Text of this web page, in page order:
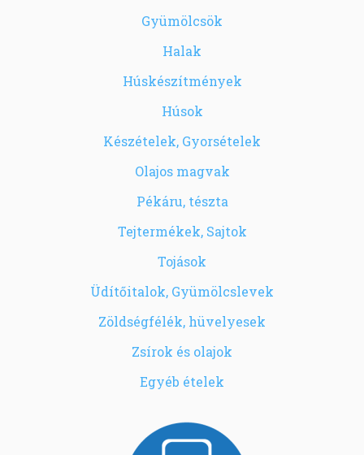
Gyümölcsök
Halak
Húskészítmények
Húsok
Készételek, Gyorsételek
Olajos magvak
Pékáru, tészta
Tejtermékek, Sajtok
Tojások
Üdítőitalok, Gyümölcslevek
Zöldségfélék, hüvelyesek
Zsírok és olajok
Egyéb ételek